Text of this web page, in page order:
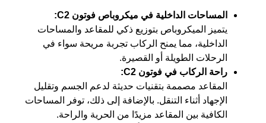
المساحات الداخلية في ميكروباص فوتون C2:
يتميز الميكروباص بتوزيع ذكي للمقاعد والمساحات
الداخلية، مما يمنح الركاب تجربة مريحة سواء في
الرحلات الطويلة أو القصيرة.
راحة الركاب في فوتون C2:
المقاعد مصممة بتقنيات حديثة لدعم الجسم وتقليل
الإجهاد أثناء التنقل. بالإضافة إلى ذلك، توفر المساحات
الكافية بين المقاعد مزيدًا من الحرية والراحة.